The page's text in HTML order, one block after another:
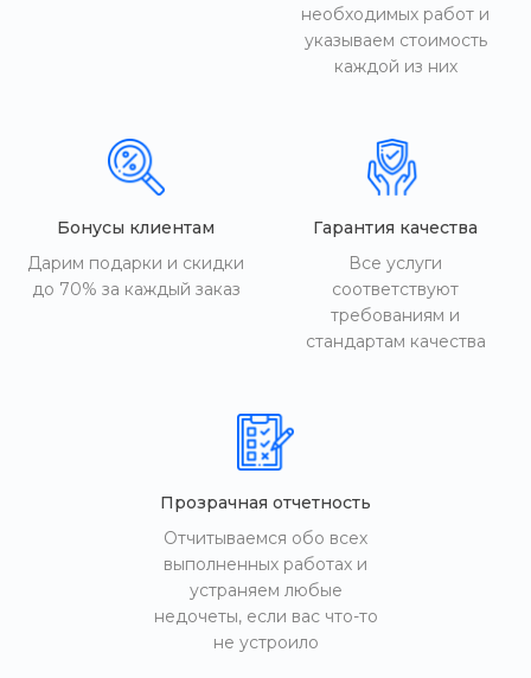
необходимых работ и
указываем стоимость
каждой из них
Бонусы клиентам
Дарим подарки и скидки
до 70% за каждый заказ
Гарантия качества
Все услуги
соответствуют
требованиям и
стандартам качества
Прозрачная отчетность
Отчитываемся обо всех
выполненных работах и
устраняем любые
недочеты, если вас что-то
не устроило